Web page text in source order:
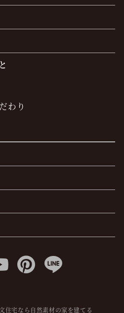
わり
宅なら自然素材の家を建てる